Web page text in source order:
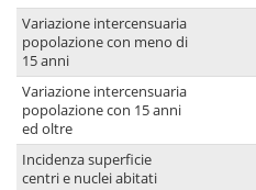
Variazione intercensuaria
popolazione con meno di
15 anni
Variazione intercensuaria
popolazione con 15 anni
ed oltre
Incidenza superficie
centri e nuclei abitati